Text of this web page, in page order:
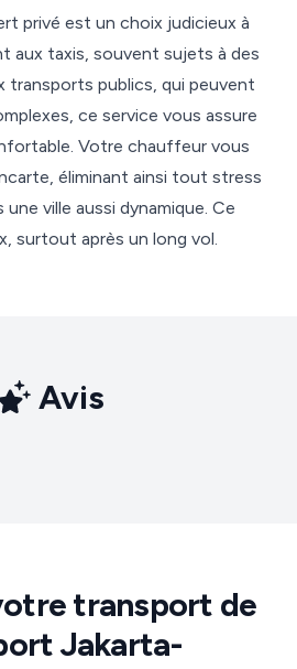
privé est un choix judicieux à
aux taxis, souvent sujets à des
transports publics, qui peuvent
ce service vous assure
Votre chauffeur vous
éliminant ainsi tout stress
une ville aussi dynamique. Ce
surtout après un long vol.
Avis
transport de
Jakarta-